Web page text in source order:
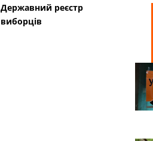
Державний реєстр
виборців